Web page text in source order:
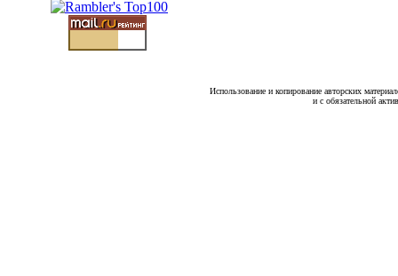
Использование и копирование авторских
и с обязательной